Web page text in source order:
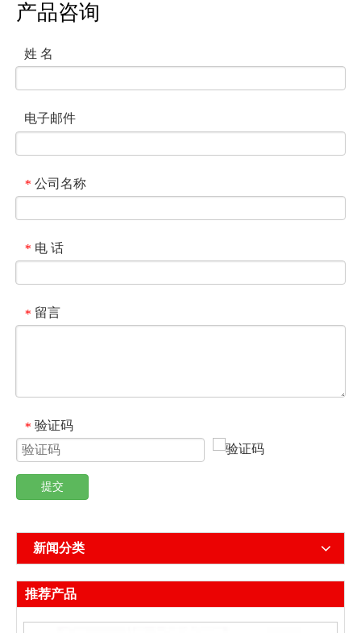
产品咨询
姓 名
电子邮件
* 公司名称
* 电 话
* 留言
* 验证码
提交
新闻分类
推荐产品